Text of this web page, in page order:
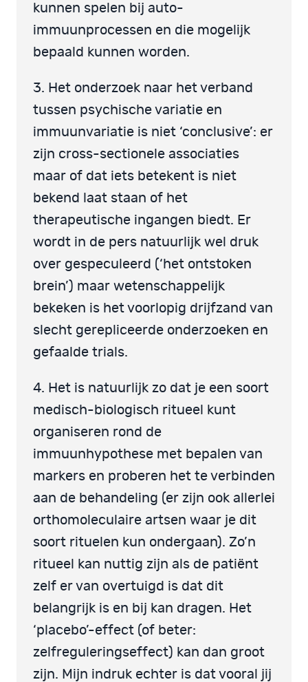
kunnen spelen bij auto-
immuunprocessen en die mogelijk
bepaald kunnen worden.
3. Het onderzoek naar het verband
tussen psychische variatie en
immuunvariatie is niet ‘conclusive’: er
zijn cross-sectionele associaties
maar of dat iets betekent is niet
bekend laat staan of het
therapeutische ingangen biedt. Er
wordt in de pers natuurlijk wel druk
over gespeculeerd (‘het ontstoken
brein’) maar wetenschappelijk
bekeken is het voorlopig drijfzand van
slecht gerepliceerde onderzoeken en
gefaalde trials.
4. Het is natuurlijk zo dat je een soort
medisch-biologisch ritueel kunt
organiseren rond de
immuunhypothese met bepalen van
markers en proberen het te verbinden
aan de behandeling (er zijn ook allerlei
orthomoleculaire artsen waar je dit
soort rituelen kun ondergaan). Zo’n
ritueel kan nuttig zijn als de patiënt
zelf er van overtuigd is dat dit
belangrijk is en bij kan dragen. Het
‘placebo’-effect (of beter:
zelfreguleringseffect) kan dan groot
zijn. Mijn indruk echter is dat vooral jij